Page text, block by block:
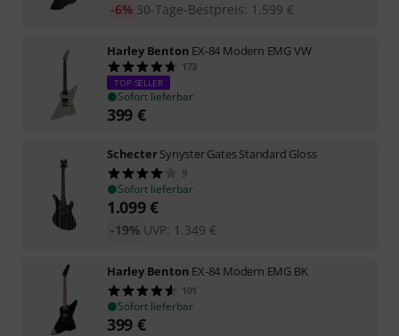
30-Tage-Bestpreis: 1.599 €
-6%
Harley Benton EX-84 Modern EMG VW
173
TOP-SELLER
Sofort lieferbar
399 €
SchecterSynyster Gates Standard Gloss
9
Sofort lieferbar
1.099€
UVP: 1.349 €
-19%
Harley Benton EX-84 Modern EMG BK
101
Sofort lieferbar
399 €